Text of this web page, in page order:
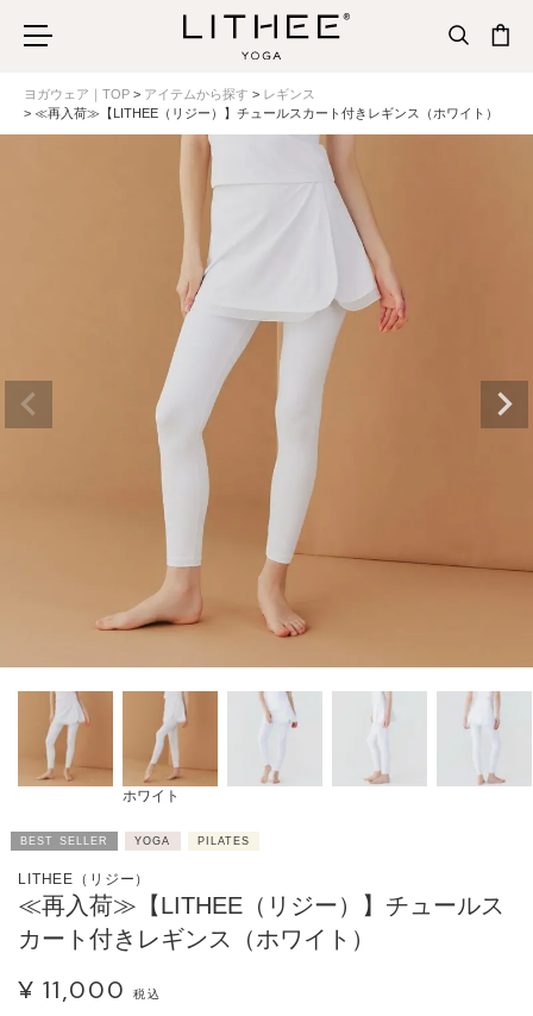
ヨガウェア｜TOP アイテムから探す
レギンス
≪再入荷≫【LITHEE（リジー）】チュールスカート付きレギンス（ホワイト）
ホワイト
BEST SELLER YOGA PILATES
LITHEE（リジー）
≪再入荷≫【LITHEE（リジー）】チュールス
カート付きレギンス（ホワイト）
¥ 11,000 税込